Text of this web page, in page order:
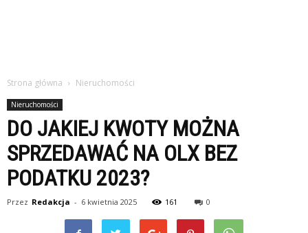
Strona główna Nieruchomości
Nieruchomości
DO JAKIEJ KWOTY MOŻNA
SPRZEDAWAĆ NA OLX BEZ
PODATKU 2023?
Przez Redakcja - 6 kwietnia 2025 161 0